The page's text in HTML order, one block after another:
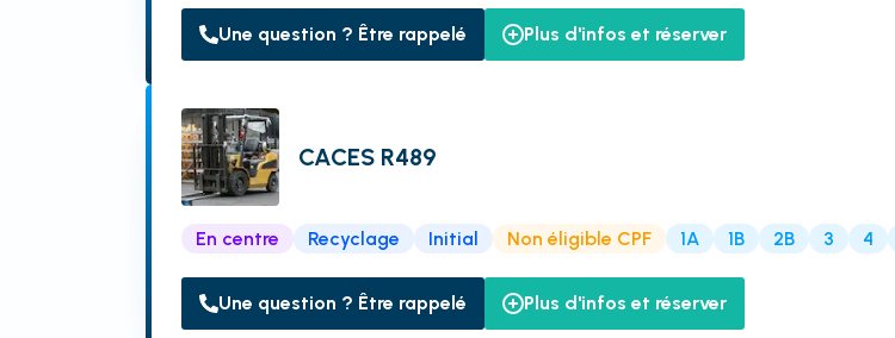
Une question ? Être rappelé Plus d'infos et réserver
CACES R489
En centre Recyclage Initial Non éligible CPF 1A 1B 2B 3 4
Une question ? Être rappelé Plus d'infos et réserver